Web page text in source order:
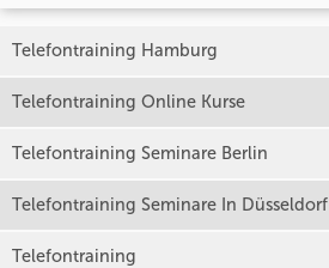
Telefontraining Hamburg
Telefontraining Online Kurse
Telefontraining Seminare Berlin
Telefontraining Seminare In Düsseldorf
Telefontraining